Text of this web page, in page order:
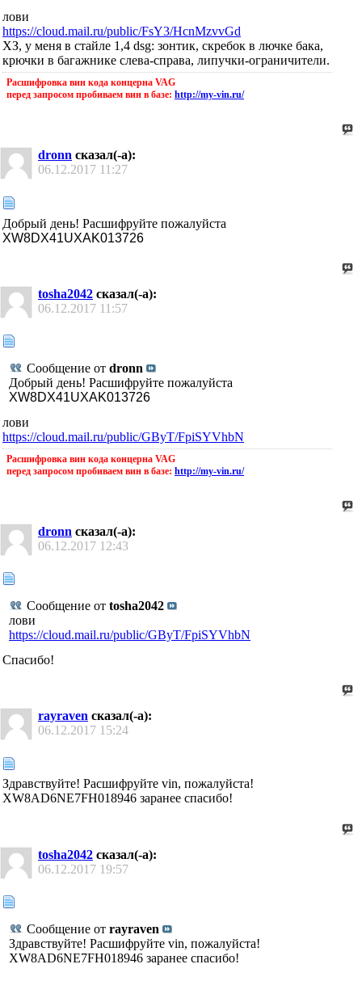
лови
https://cloud.mail.ru/public/FsY3/HcnMzvvGd
ХЗ, у меня в стайле 1,4 dsg: зонтик, скребок в лючке бака,
крючки в багажнике слева-справа, липучки-ограничители.
Расшифровка вин кода концерна VAG
перед запросом пробиваем вин в базе: http://my-vin.ru/
dronn сказал(-а):
06.12.2017 11:27
Добрый день! Расшифруйте пожалуйста
XW8DX41UXAK013726
tosha2042 сказал(-а):
06.12.2017 11:57
Сообщение от dronn
Добрый день! Расшифруйте пожалуйста
XW8DX41UXAK013726
лови
https://cloud.mail.ru/public/GByT/FpiSYVhbN
Расшифровка вин кода концерна VAG
перед запросом пробиваем вин в базе: http://my-vin.ru/
dronn сказал(-а):
06.12.2017 12:43
Сообщение от tosha2042
лови
https://cloud.mail.ru/public/GByT/FpiSYVhbN
Спасибо!
rayraven сказал(-а):
06.12.2017 15:24
Здравствуйте! Расшифруйте vin, пожалуйста!
XW8AD6NE7FH018946 заранее спасибо!
tosha2042 сказал(-а):
06.12.2017 19:57
Сообщение от rayraven
Здравствуйте! Расшифруйте vin, пожалуйста!
XW8AD6NE7FH018946 заранее спасибо!